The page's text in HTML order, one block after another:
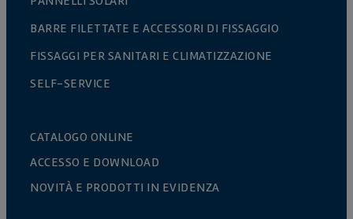
BARRE FILETTATE E ACCESSORI DI FISSAGGIO
FISSAGGI PER SANITARI E CLIMATIZZAZIONE
SELF-SERVICE
CATALOGO ONLINE
ACCESSO E DOWNLOAD
NOVITÀ E PRODOTTI IN EVIDENZA